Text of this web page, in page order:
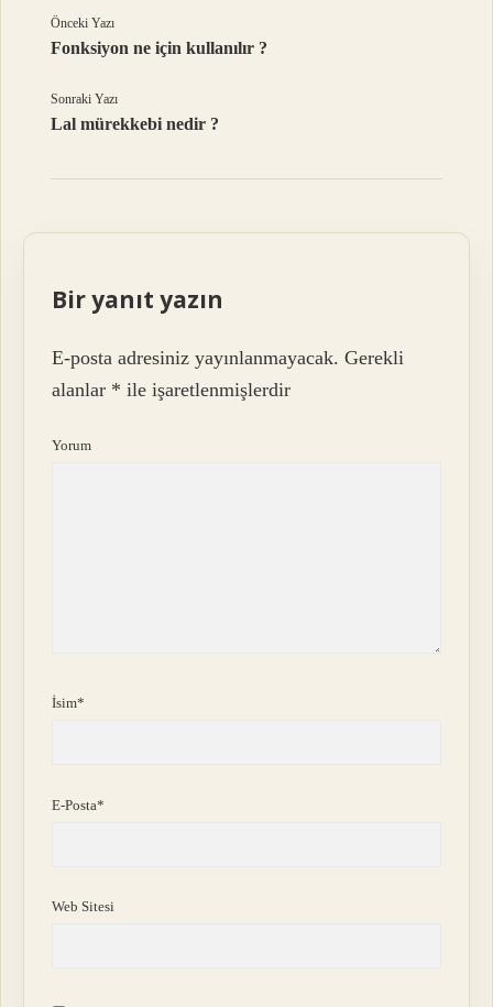
Önceki Yazı
Fonksiyon ne için kullanılır ?
Sonraki Yazı
Lal mürekkebi nedir ?
Bir yanıt yazın
E-posta adresiniz yayınlanmayacak. Gerekli
alanlar * ile işaretlenmişlerdir
Yorum
İsim*
E-Posta*
Web Sitesi